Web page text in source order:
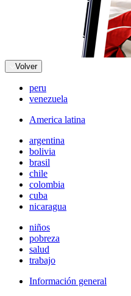
Volver
peru
venezuela
America latina
argentina
bolivia
brasil
chile
colombia
cuba
nicaragua
niños
pobreza
salud
trabajo
Información general